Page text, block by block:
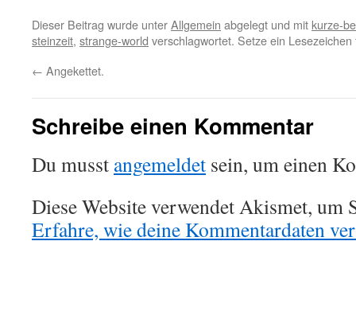
Dieser Beitrag wurde unterAllgemein abgelegt und mit kurze-
steinzeit, strange-world verschlagwortet. Setze ein
← Angekettet.
Schreibe einen Kommentar
Du musst angemeldet sein, um einen
Diese Website verwendet Akismet, um
Erfahre, wie deine Kommentardaten